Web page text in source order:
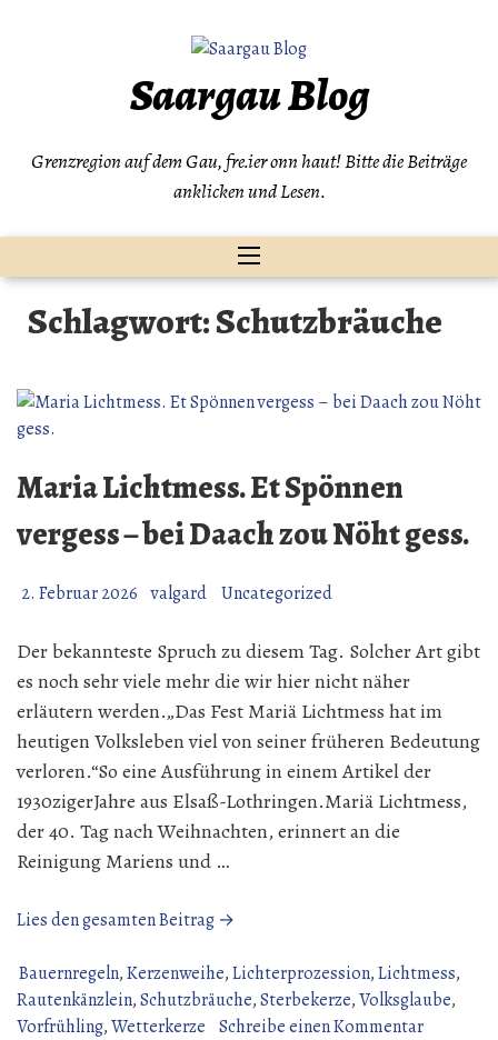
Saargau Blog
Grenzregion auf dem Gau, fre.ier onn haut! Bitte die Beiträge
anklicken und Lesen.
Schlagwort:Schutzbräuche
Maria Lichtmess. Et Spönnen
vergess – bei Daach zou Nöht gess.
2. Februar 2026 valgard Uncategorized
Der bekannteste Spruch zu diesem Tag. Solcher Art gibt
es noch sehr viele mehr die wir hier nicht näher
erläutern werden.„Das Fest Mariä Lichtmess hat im
heutigen Volksleben viel von seiner früheren Bedeutung
verloren.“So eine Ausführung in einem Artikel der
1930zigerJahre aus Elsaß-Lothringen.Mariä Lichtmess,
der 40. Tag nach Weihnachten, erinnert an die
Reinigung Mariens und …
Lies den gesamten Beitrag →
Et
Spönnen
vergess
Bauernregeln,Kerzenweihe,Lichterprozession,Lichtmess,
Rautenkänzlein,Schutzbräuche,Sterbekerze,Volksglaube,
Vorfrühling,Wetterkerze Schreibe einen Kommentarzu